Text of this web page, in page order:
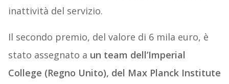
inattività del servizio.
Il secondo premio, del valore di 6 mila euro, è
stato assegnato a un team dell’Imperial
College (Regno Unito), del Max Planck Institute